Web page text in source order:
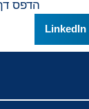
הדפס
LinkedIn